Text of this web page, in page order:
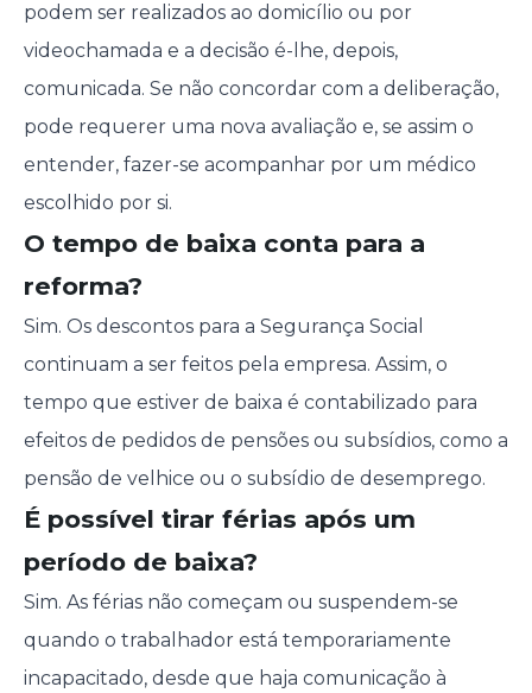
podem ser realizados ao domicílio ou por
videochamada e a decisão é-lhe, depois,
comunicada. Se não concordar com a deliberação,
pode requerer uma nova avaliação e, se assim o
entender, fazer-se acompanhar por um médico
escolhido por si.
O tempo de baixa conta para a
reforma?
Sim. Os descontos para a Segurança Social
continuam a ser feitos pela empresa. Assim, o
tempo que estiver de baixa é contabilizado para
efeitos de pedidos de pensões ou subsídios, como a
pensão de velhice ou o subsídio de desemprego.
É possível tirar férias após um
período de baixa?
Sim. As férias não começam ou suspendem-se
quando o trabalhador está temporariamente
incapacitado, desde que haja comunicação à